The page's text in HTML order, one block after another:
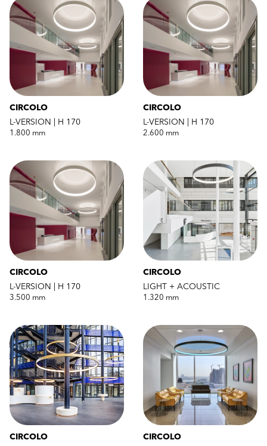
CIRCOLO
L-VERSION | H 170
1.800 mm
CIRCOLO
L-VERSION | H 170
2.600 mm
CIRCOLO
L-VERSION | H 170
3.500 mm
CIRCOLO
LIGHT + ACOUSTIC
1.320 mm
CIRCOLO
CIRCOLO